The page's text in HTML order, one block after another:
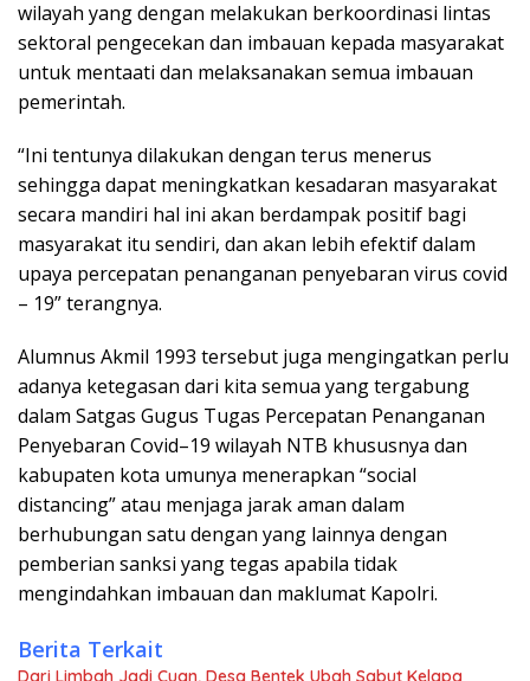
wilayah yang dengan melakukan berkoordinasi lintas
sektoral pengecekan dan imbauan kepada masyarakat
untuk mentaati dan melaksanakan semua imbauan
pemerintah.
“Ini tentunya dilakukan dengan terus menerus
sehingga dapat meningkatkan kesadaran masyarakat
secara mandiri hal ini akan berdampak positif bagi
masyarakat itu sendiri, dan akan lebih efektif dalam
upaya percepatan penanganan penyebaran virus covid
– 19” terangnya.
Alumnus Akmil 1993 tersebut juga mengingatkan perlu
adanya ketegasan dari kita semua yang tergabung
dalam Satgas Gugus Tugas Percepatan Penanganan
Penyebaran Covid–19 wilayah NTB khususnya dan
kabupaten kota umunya menerapkan “social
distancing” atau menjaga jarak aman dalam
berhubungan satu dengan yang lainnya dengan
pemberian sanksi yang tegas apabila tidak
mengindahkan imbauan dan maklumat Kapolri.
Berita Terkait
Dari Limbah Jadi Cuan, Desa Bentek Ubah Sabut Kelapa